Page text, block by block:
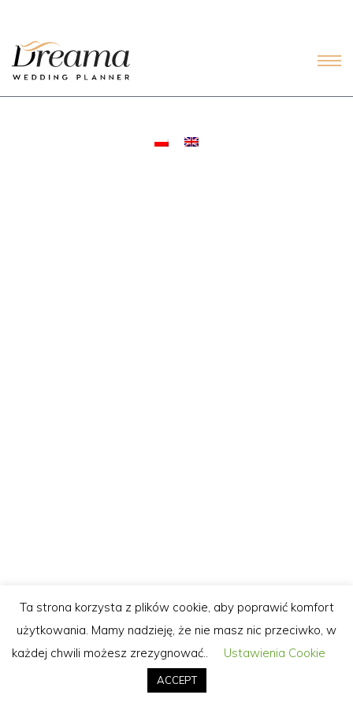
Ta strona korzysta z plików cookie, aby poprawić komfort
użytkowania. Mamy nadzieję, że nie masz nic przeciwko, w
każdej chwili możesz zrezygnować..
Ustawienia Cookie
ACCEPT